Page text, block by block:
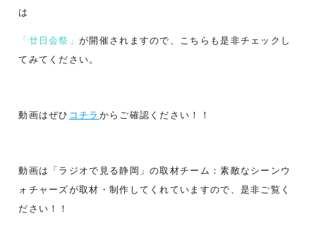
は
「廿日会祭」が開催されますので、こちらも是非チェックし
てみてください。
動画はぜひ コチラ からご確認ください！！
動画は「ラジオで見る静岡」の取材チーム：素敵なシーンウ
ォチャーズが取材・制作してくれていますので、是非ご覧く
ださい！！